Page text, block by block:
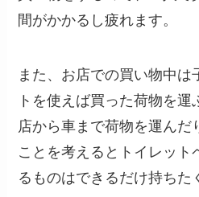
間がかかるし疲れます。
また、お店での買い物中は
トを使えば買った荷物を
店から車まで荷物を運んだ
ことを考えるとトイレット
るものはできるだけ持ちた